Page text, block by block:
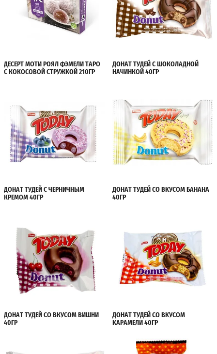
ДЕСЕРТ МОТИ РОЯЛ ФЭМЕЛИ ТАРО
С КОКОСОВОЙ СТРУЖКОЙ 210ГР
ДОНАТ ТУДЕЙ С ШОКОЛАДНОЙ
НАЧИНКОЙ 40ГР
ДОНАТ ТУДЕЙ С ЧЕРНИЧНЫМ
КРЕМОМ 40ГР
ДОНАТ ТУДЕЙ СО ВКУСОМ БАНАНА
40ГР
ДОНАТ ТУДЕЙ СО ВКУСОМ ВИШНИ
40ГР
ДОНАТ ТУДЕЙ СО ВКУСОМ
КАРАМЕЛИ 40ГР